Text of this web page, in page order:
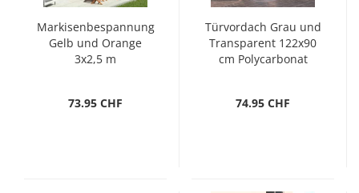
Markisenbespannung
Gelb und Orange
3x2,5 m
73.95 CHF
Türvordach Grau und
Transparent 122x90
cm Polycarbonat
74.95 CHF